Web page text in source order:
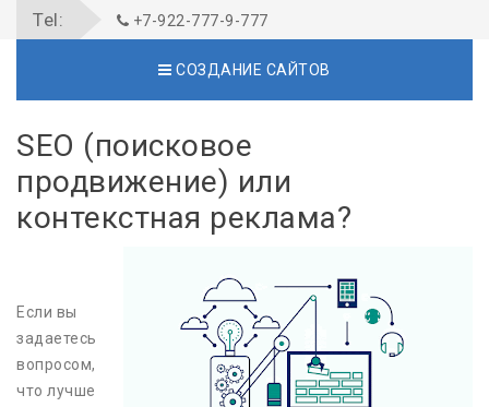
Tel: +7-922-777-9-777
СОЗДАНИЕ САЙТОВ
SEO (поисковое
продвижение) или
контекстная реклама?
Если вы
задаетесь
вопросом,
что лучше